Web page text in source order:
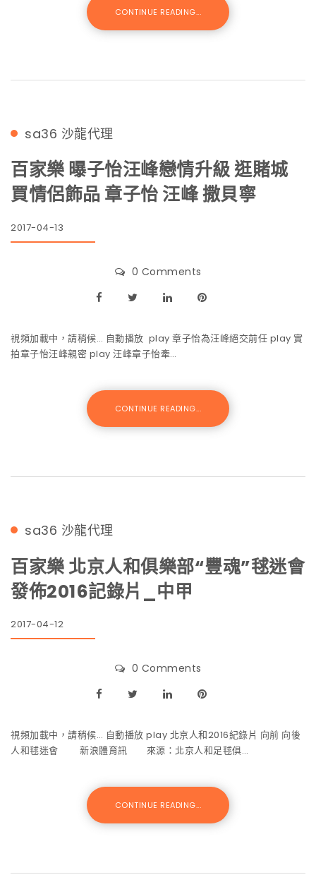
CONTINUE READING...
sa36 沙龍代理
百家樂 曝子怡汪峰戀情升級 逛賭城
買情侶飾品 章子怡 汪峰 撒貝寧
2017-04-13
0 Comments
視頻加載中，請稍候… 自動播放 play 章子怡為汪峰絕交前任 play 實
拍章子怡汪峰親密 play 汪峰章子怡牽…
CONTINUE READING...
sa36 沙龍代理
百家樂 北京人和俱樂部“豐魂”毬迷會
發佈2016記錄片_中甲
2017-04-12
0 Comments
視頻加載中，請稍候… 自動播放 play 北京人和2016紀錄片 向前 向後
人和毬迷會 新浪體育訊 來源：北京人和足毬俱…
CONTINUE READING...